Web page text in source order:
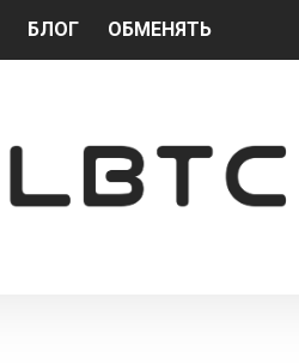
БЛОГ ОБМЕНЯТЬ